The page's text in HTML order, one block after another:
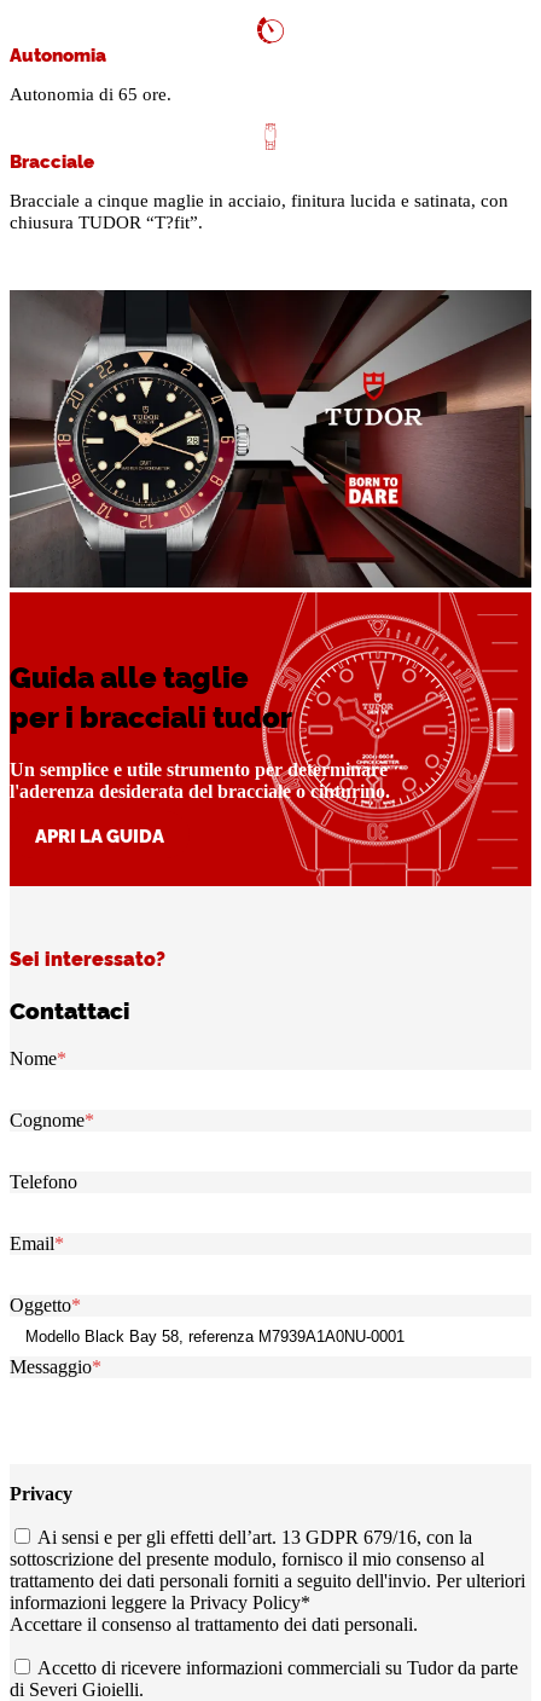
Autonomia
Autonomia di 65 ore.
Bracciale
Bracciale a cinque maglie in acciaio, finitura lucida e satinata, con
chiusura TUDOR “T?fit”.
Guida alle taglie
per i bracciali tudor
Un semplice e utile strumento per determinare
l'aderenza desiderata del bracciale o cinturino.
APRI LA GUIDA
Sei interessato?
Contattaci
Nome*
Cognome*
Telefono
Email*
Oggetto*
Messaggio*
Privacy
Ai sensi e per gli effetti dell’art. 13 GDPR 679/16, con la
sottoscrizione del presente modulo, fornisco il mio consenso al
trattamento dei dati personali forniti a seguito dell'invio. Per ulteriori
informazioni leggere la Privacy Policy*
Accettare il consenso al trattamento dei dati personali.
Accetto di ricevere informazioni commerciali su Tudor da parte
di Severi Gioielli.